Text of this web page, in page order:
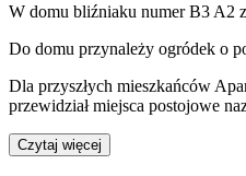
W domu bliźniaku numerB3 A2
Do domu przynależy ogródek o
Dla przyszłych mieszkańców
przewidziałmiejsca postojowe
Czytaj więcej